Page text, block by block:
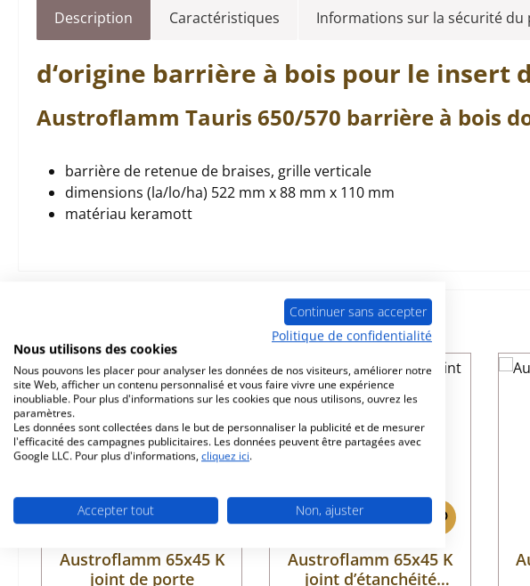
Description Caractéristiques Informations sur la sécurité
d‘origine barrière à bois pour le insert
Austroflamm Tauris 650/570 barrière à bois
barrière de retenue de braises, grille verticale
dimensions (la/lo/ha) 522 mm x 88 mm x 110 mm
matériau keramott
Ignorer la galerie de produits
Seul 9 disponible
Austroflamm 65x45 K
joint de porte
Seul 2 disponible
Austroflamm 65x45 K
joint d’étanchéité
Continuer sans accepter
Politique de confidentialité
Nous utilisons des cookies
Nous pouvons les placer pour analyser les données de nos visiteurs, améliorer notre
site Web, afficher un contenu personnalisé et vous faire vivre une expérience
inoubliable. Pour plus d'informations sur les cookies que nous utilisons, ouvrez les
paramètres.
Les données sont collectées dans le but de personnaliser la publicité et de mesurer
l'efficacité des campagnes publicitaires. Les données peuvent être partagées avec
Google LLC. Pour plus d'informations, cliquez ici.
Accepter tout Non, ajuster